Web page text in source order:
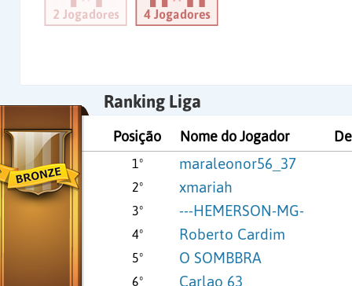
Ranking Liga
Posição Nome do Jogador
1º maraleonor56_37
2º xmariah
3º ---HEMERSON-MG-
4º Roberto Cardim
5º O SOMBBRA
6º Carlao 63